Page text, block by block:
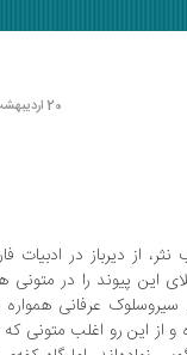
20 اردیبهشت 1403
از دیرباز در ادبیات
این پیوند را در
عرفانی همواره
از این رو اغلب متونی که